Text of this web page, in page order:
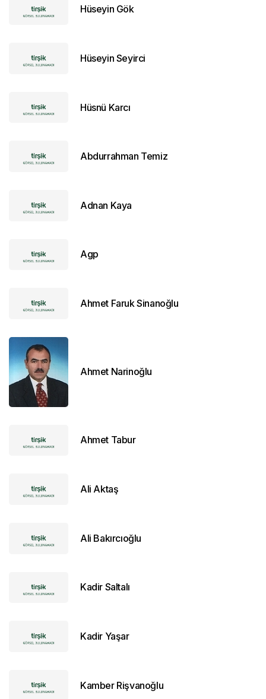
Hüseyin Gök
Hüseyin Seyirci
Hüsnü Karcı
Abdurrahman Temiz
Adnan Kaya
Agp
Ahmet Faruk Sinanoğlu
Ahmet Narinoğlu
Ahmet Tabur
Ali Aktaş
Ali Bakırcıoğlu
Kadir Saltalı
Kadir Yaşar
Kamber Rişvanoğlu